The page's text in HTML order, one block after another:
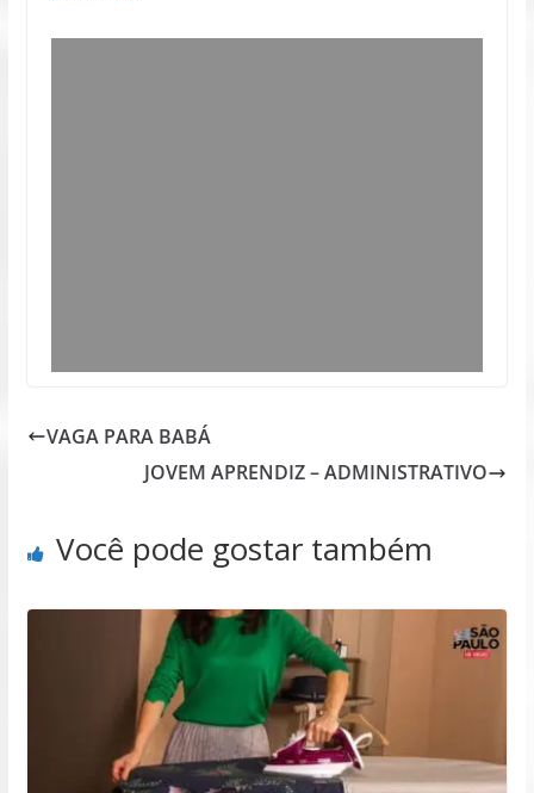
VAGA PARA BABÁ
JOVEM APRENDIZ – ADMINISTRATIVO
Você pode gostar também